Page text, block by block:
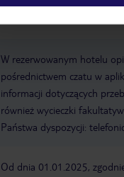
W rezerwowanym hotelu
pośrednictwem czatu w
informacji dotyczących
również wycieczki
Państwa dyspozycji:
Od dnia 01.01.2025,